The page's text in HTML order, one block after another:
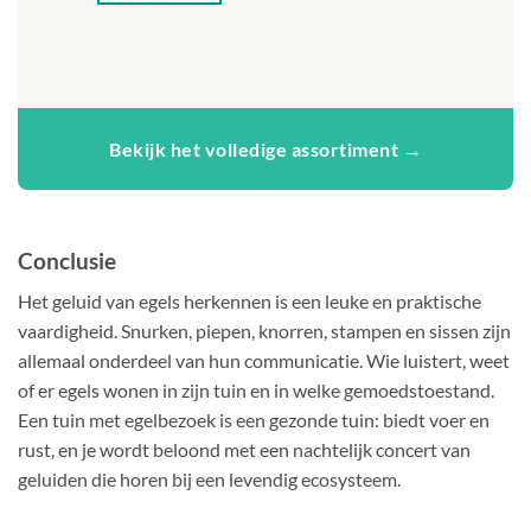
Bekijk het volledige assortiment →
Conclusie
Het geluid van egels herkennen is een leuke en praktische
vaardigheid. Snurken, piepen, knorren, stampen en sissen zijn
allemaal onderdeel van hun communicatie. Wie luistert, weet
of er egels wonen in zijn tuin en in welke gemoedstoestand.
Een tuin met egelbezoek is een gezonde tuin: biedt voer en
rust, en je wordt beloond met een nachtelijk concert van
geluiden die horen bij een levendig ecosysteem.